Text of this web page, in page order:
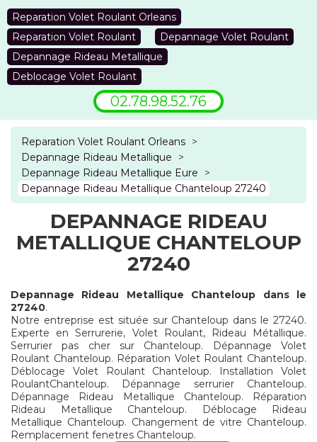
Reparation Volet Roulant Orleans
Reparation Volet Roulant
Depannage Volet Roulant
Depannage Rideau Metallique
Deblocage Volet Roulant
02.78.98.52.76
Reparation Volet Roulant Orleans >
Depannage Rideau Metallique
>
Depannage Rideau Metallique Eure
>
Depannage Rideau Metallique Chanteloup 27240
DEPANNAGE RIDEAU
METALLIQUE CHANTELOUP
27240
Depannage Rideau Metallique Chanteloup dans le
27240.
Notre entreprise est située sur Chanteloup dans le 27240.
Experte en Serrurerie, Volet Roulant, Rideau Métallique.
Serrurier pas cher sur Chanteloup. Dépannage Volet
Roulant Chanteloup. Réparation Volet Roulant Chanteloup.
Déblocage Volet Roulant Chanteloup. Installation Volet
RoulantChanteloup. Dépannage serrurier Chanteloup.
Dépannage Rideau Metallique Chanteloup. Réparation
Rideau Metallique Chanteloup. Déblocage Rideau
Metallique Chanteloup. Changement de vitre Chanteloup.
Remplacement fenetres Chanteloup.